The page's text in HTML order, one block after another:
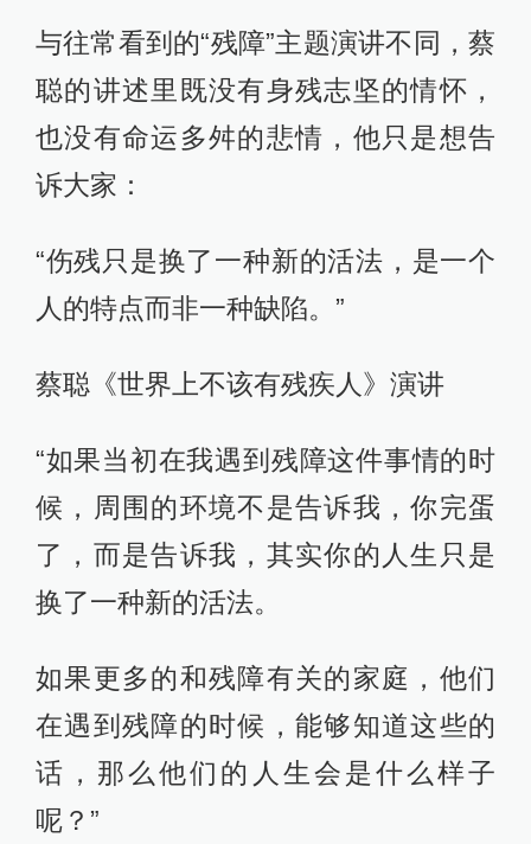
与往常看到的“残障”主题演讲不同，蔡
聪的讲述里既没有身残志坚的情怀，
也没有命运多舛的悲情，他只是想告
诉大家：
“伤残只是换了一种新的活法，是一个
人的特点而非一种缺陷。”
蔡聪《世界上不该有残疾人》演讲
“如果当初在我遇到残障这件事情的时
候，周围的环境不是告诉我，你完蛋
了，而是告诉我，其实你的人生只是
换了一种新的活法。
如果更多的和残障有关的家庭，他们
在遇到残障的时候，能够知道这些的
话，那么他们的人生会是什么样子
呢？”